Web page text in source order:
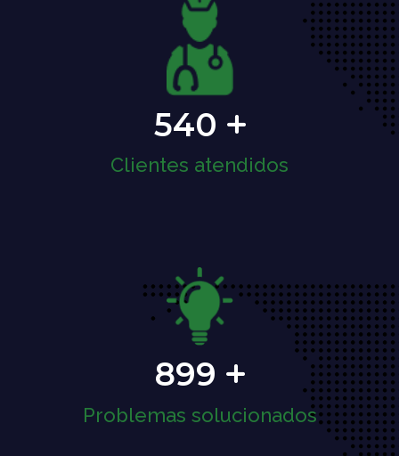
540
Clientes atendidos
899
Problemas solucionados